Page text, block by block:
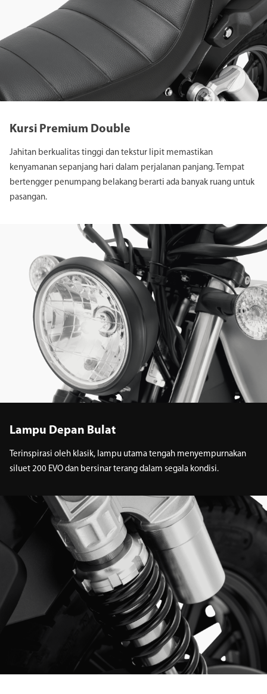
Kursi Premium Double
Jahitan berkualitas tinggi dan tekstur lipit memastikan
kenyamanan sepanjang hari dalam perjalanan panjang. Tempat
bertengger penumpang belakang berarti ada banyak ruang untuk
pasangan.
Lampu Depan Bulat
Terinspirasi oleh klasik, lampu utama tengah menyempurnakan
siluet 200 EVO dan bersinar terang dalam segala kondisi.